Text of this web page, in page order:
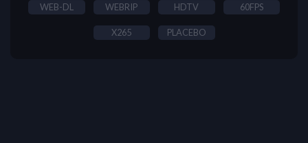
WEB-DL WEBRIP HDTV 60FPS
X265 PLACEBO